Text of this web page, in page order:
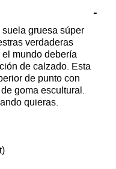
gruesa súper
verdaderas
mundo debería
de calzado. Esta
de punto con
goma escultural.
quieras.